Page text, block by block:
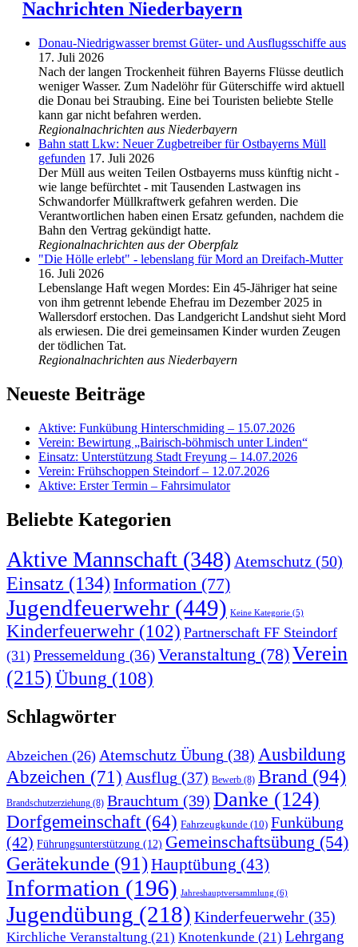
Nachrichten Niederbayern
Donau-Niedrigwasser bremst Güter- und Ausflugsschiffe aus
17. Juli 2026
Nach der langen Trockenheit führen Bayerns Flüsse deutlich
weniger Wasser. Zum Nadelöhr für Güterschiffe wird aktuell
die Donau bei Straubing. Eine bei Touristen beliebte Stelle
kann gar nicht befahren werden.
Regionalnachrichten aus Niederbayern
Bahn statt Lkw: Neuer Zugbetreiber für Ostbayerns Müll
gefunden 17. Juli 2026
Der Müll aus weiten Teilen Ostbayerns muss künftig nicht -
wie lange befürchtet - mit Tausenden Lastwagen ins
Schwandorfer Müllkraftwerk gefahren werden. Die
Verantwortlichen haben einen Ersatz gefunden, nachdem die
Bahn den Vertrag gekündigt hatte.
Regionalnachrichten aus der Oberpfalz
"Die Hölle erlebt" - lebenslang für Mord an Dreifach-Mutter
16. Juli 2026
Lebenslange Haft wegen Mordes: Ein 45-Jähriger hat seine
von ihm getrennt lebende Ehefrau im Dezember 2025 in
Wallersdorf erstochen. Das Landgericht Landshut sieht Mord
als erwiesen. Die drei gemeinsamen Kinder wurden Zeugen
der tödlichen Tat.
Regionalnachrichten aus Niederbayern
Neueste Beiträge
Aktive: Funkübung Hinterschmiding – 15.07.2026
Verein: Bewirtung „Bairisch-böhmisch unter Linden“
Einsatz: Unterstützung Stadt Freyung – 14.07.2026
Verein: Frühschoppen Steindorf – 12.07.2026
Aktive: Erster Termin – Fahrsimulator
Beliebte Kategorien
Aktive Mannschaft (348) Atemschutz (50)
Einsatz (134) Information (77)
Jugendfeuerwehr (449) Keine Kategorie (5)
Kinderfeuerwehr (102) Partnerschaft FF Steindorf
(31) Pressemeldung (36)Veranstaltung (78)Verein
(215)Übung (108)
Schlagwörter
Abzeichen (26) Atemschutz Übung (38) Ausbildung
Abzeichen (71) Ausflug (37) Bewerb (8) Brand (94)
Brandschutzerziehung (8) Brauchtum (39) Danke (124)
Dorfgemeinschaft (64) Fahrzeugkunde (10) Funkübung
(42) Führungsunterstützung (12) Gemeinschaftsübung (54)
Gerätekunde (91)Hauptübung (43)
Information (196) Jahreshauptversammlung (6)
Jugendübung (218) Kinderfeuerwehr (35)
Kirchliche Veranstaltung (21) Knotenkunde (21) Lehrgang